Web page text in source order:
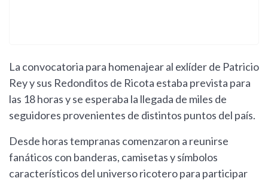
La convocatoria para homenajear al exlíder de Patricio
Rey y sus Redonditos de Ricota estaba prevista para
las 18 horas y se esperaba la llegada de miles de
seguidores provenientes de distintos puntos del país.
Desde horas tempranas comenzaron a reunirse
fanáticos con banderas, camisetas y símbolos
característicos del universo ricotero para participar